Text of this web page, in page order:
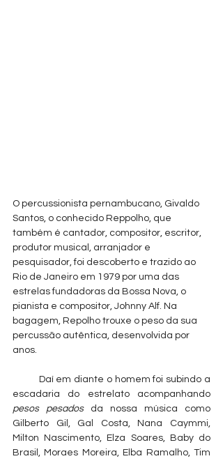
O percussionista pernambucano, Givaldo
Santos, o conhecido Reppolho, que
também é cantador, compositor, escritor,
produtor musical, arranjador e
pesquisador, foi descoberto e trazido ao
Rio de Janeiro em 1979 por uma das
estrelas fundadoras da Bossa Nova, o
pianista e compositor, Johnny Alf. Na
bagagem, Repolho trouxe o peso da sua
percussão autêntica, desenvolvida por
anos.
Daí em diante o homem foi subindo a
pesos pesados da nossa música como
Gilberto Gil, Gal Costa, Nana Caymmi,
Milton Nascimento, Elza Soares, Baby do
Brasil, Moraes Moreira, Elba Ramalho, Tim